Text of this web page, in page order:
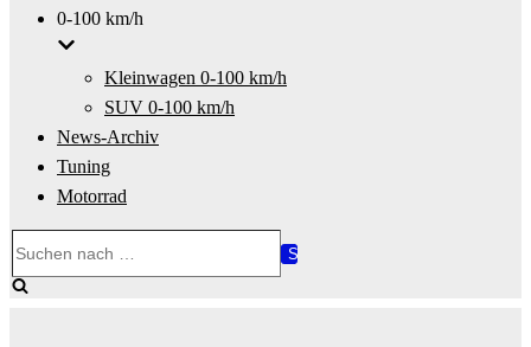
0-100 km/h
Kleinwagen 0-100 km/h
SUV 0-100 km/h
News-Archiv
Tuning
Motorrad
nach …